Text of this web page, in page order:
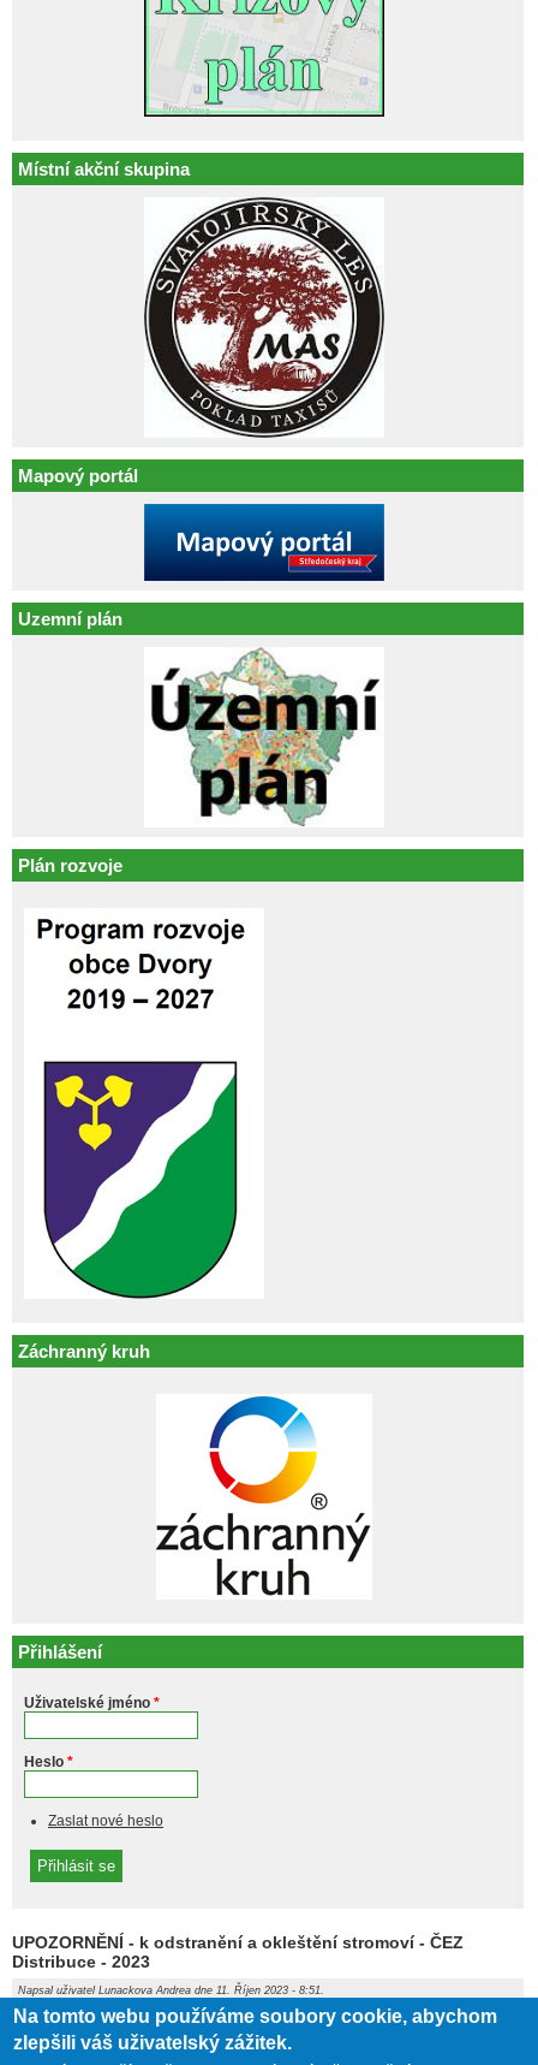
Místní akční skupina
Mapový portál
Uzemní plán
Plán rozvoje
Záchranný kruh
Přihlášení
Uživatelské jméno *
Heslo *
Zaslat nové heslo
UPOZORNĚNÍ - k odstranění a okleštění stromoví - ČEZ
Distribuce - 2023
Napsal uživatel Lunackova Andrea dne 11. Říjen 2023 - 8:51.
Příloha
Velikost
upozorneni_-_k_odstraneni_a_oklesteni_stromovi.pdf
Na tomto webu používáme soubory cookie, abychom
zlepšili váš uživatelský zážitek.